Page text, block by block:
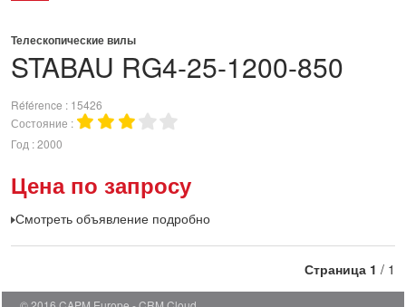
STABAU RG4-25-1200-850
Телескопические вилы
Référence
15426
Состояние
Год 2000
Цена по запросу
Смотреть объявление подробно
Страница 1 / 1